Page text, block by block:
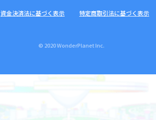
資金決済法に基づく表示 特定商取引法に基づく表示
© 2020 WonderPlanet Inc.